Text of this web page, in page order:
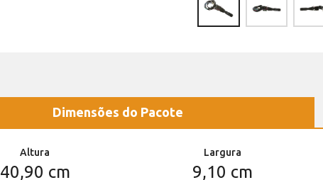
Dimensões do Pacote
Altura
40,90 cm
Largura
9,10 cm